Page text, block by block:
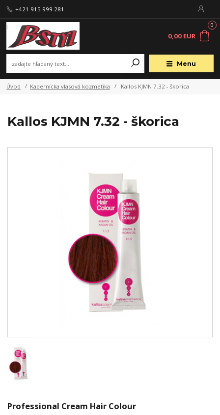
Menu
+421 915 999 281
0
0,00 EUR
Úvod Kadernícka vlasová kozmetika Kallos KJMN 7.32 - škorica
Kallos KJMN 7.32 - škorica
Professional Cream Hair Colour